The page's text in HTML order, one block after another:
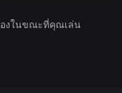
องในขณะที่คุณเล่น